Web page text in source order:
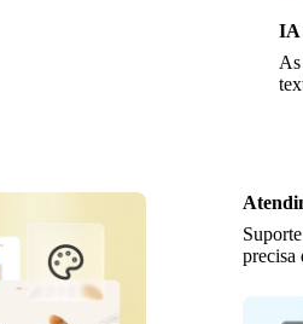
IA
precisa